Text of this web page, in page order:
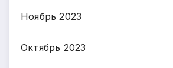
Ноябрь 2023
Октябрь 2023